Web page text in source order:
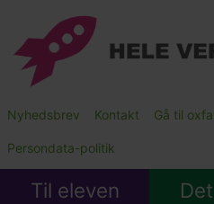
Main
Submenu
Nyhedsbrev Kontakt Gå til
Persondata-politik
Til eleven